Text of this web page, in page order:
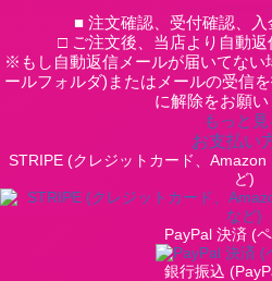
■ 注文確認、受付確認、
□ ご注文後、当店より自動返
※もし自動返信メールが届いてない
ールフォルダ)またはメールの受信
に解除をお願い
もっと見
お支払い
STRIPE (クレジットカード、
ど)
PayPal 決済 (
銀行振込